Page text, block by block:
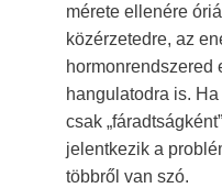
mérete ellenére
közérzetedre, az
hormonrendszered
hangulatodra is.
csak
jelentkezik a
többről van szó.